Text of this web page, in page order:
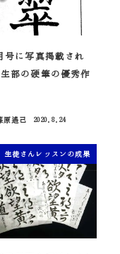
号に写真掲載され
部の硬筆の優秀作
原遙己
2020.8.24
生徒さんレッスンの成果